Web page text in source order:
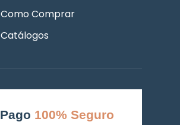
Como Comprar
Catálogos
Pago 100% Seguro